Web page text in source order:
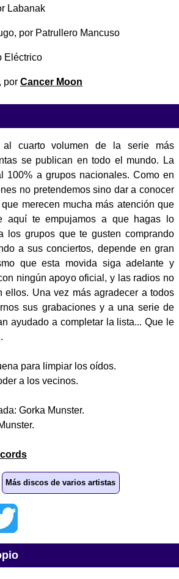
Labanak
, por Patrullero Mancuso
Eléctrico
, por Cancer Moon
al cuarto volumen de la serie más
se publican en todo el mundo. La
100% a grupos nacionales. Como en
no pretendemos sino dar a conocer
merecen mucha más atención que
aquí te empujamos a que hagas lo
los grupos que te gusten comprando
a sus conciertos, depende en gran
que esta movida siga adelante y
ningún apoyo oficial, y las radios no
ellos. Una vez más agradecer a todos
sus grabaciones y a una serie de
ayudado a completar la lista... Que le
para limpiar los oídos.
a los vecinos.
Gorka Munster.
Más discos de varios artistas